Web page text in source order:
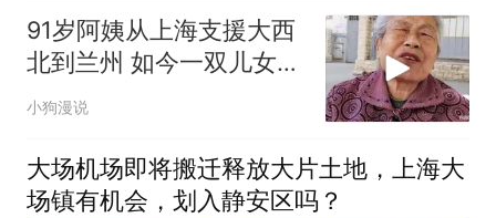
91岁阿姨从上海支援大西
北到兰州 如今一双儿女成
了她的遗
小狗漫说
大场机场即将搬迁释放大片土地，上海大
场镇有机会，划入静安区吗？